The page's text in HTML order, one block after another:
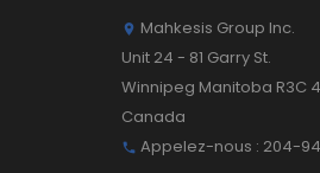
 Mahkesis Group Inc.
Unit 24 - 81 Garry St.
Winnipeg Manitoba R3C
Canada
 Appelez-nous : 204-